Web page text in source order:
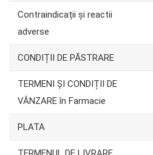
Contraindicații și reactii
adverse
CONDIȚII DE PĂSTRARE
TERMENI ȘI CONDIȚII DE
VÂNZARE în Farmacie
PLATA